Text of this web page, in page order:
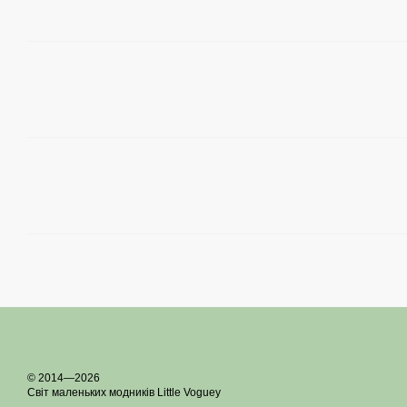
© 2014—2026
Світ маленьких модників Little Voguey